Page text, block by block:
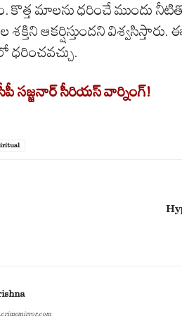
కొత్త మాలను ధరించే ముందు
ఆకర్షిస్తుందని
సజ్జనార్ సీరియస్ వార్నింగ్!